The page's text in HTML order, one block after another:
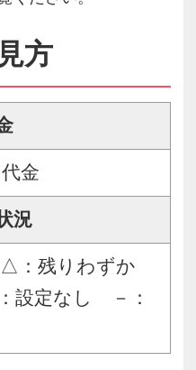
方
金
況
：残りわずか
設定なし －：